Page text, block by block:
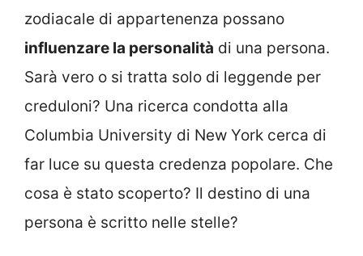
zodiacale di appartenenza possano
influenzare la personalità di una persona.
Sarà vero o si tratta solo di leggende per
creduloni? Una ricerca condotta alla
Columbia University di New York cerca di
far luce su questa credenza popolare. Che
cosa è stato scoperto? Il destino di una
persona è scritto nelle stelle?